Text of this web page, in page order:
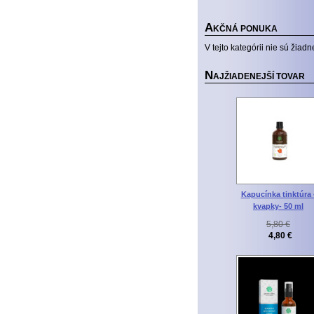
AKČNÁ PONUKA
V tejto kategórii nie sú
NAJŽIADENEJŠÍ TOVAR
Kapucínka tinktúra
kvapky- 50 ml
5,80 €
4,80 €